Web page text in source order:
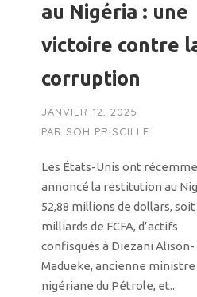
au Nigéria : une
victoire contre
corruption
JANVIER 12, 2025
PAR SOH PRISCILLE
Les États-Unis ont
annoncé la restitution au
52,88 millions de dollars, soit
milliards de FCFA, d’actifs
confisqués à Diezani Alison-
Madueke, ancienne ministre
nigériane du Pétrole, et...